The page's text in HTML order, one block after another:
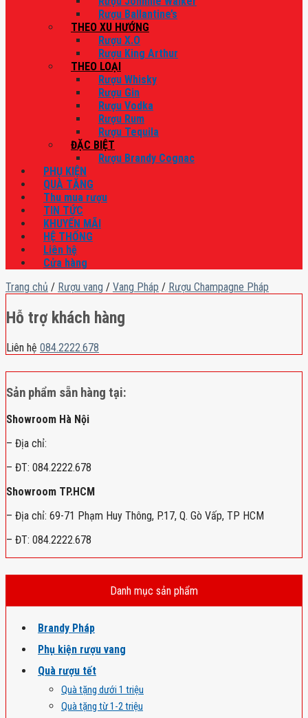
Rượu Ballantine’s
THEO XU HƯỚNG
Rượu X.O
Rượu King Arthur
THEO LOẠI
Rượu Whisky
Rượu Gin
Rượu Vodka
Rượu Rum
Rượu Tequila
ĐẶC BIỆT
Rượu Brandy Cognac
PHỤ KIỆN
QUÀ TẶNG
Thu mua rượu
TIN TỨC
KHUYẾN MÃI
HỆ THỐNG
Liên hệ
Cửa hàng
Trang chủ / Rượu vang / Vang Pháp / Rượu Champagne Pháp
Hỗ trợ khách hàng
Liên hệ 084.2222.678
Sản phẩm sẵn hàng tại:
Showroom Hà Nội
– Địa chỉ:
– ĐT: 084.2222.678
Showroom TP.HCM
– Địa chỉ: 69-71 Phạm Huy Thông, P.17, Q. Gò Vấp, TP HCM
– ĐT: 084.2222.678
Danh mục sản phẩm
Brandy Pháp
Phụ kiện rượu vang
Quà rượu tết
Quà tặng dưới 1 triệu
Quà tặng từ 1-2 triệu